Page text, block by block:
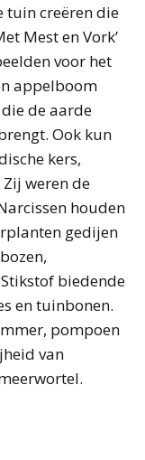
tuin creëren die
Mest en Vork’
voor het
appelboom
de aarde
Ook kun
kers,
weren de
houden
gedijen
biedende
en tuinbonen.
pompoen
van